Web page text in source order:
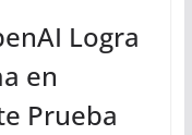
Logra
en
Prueba